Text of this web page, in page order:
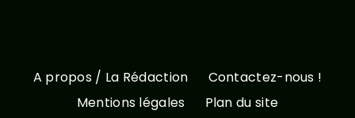
A propos / La Rédaction
Contactez-nous !
Mentions légales
Plan du site